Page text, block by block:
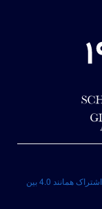
پروانه کریتیو کامنز اختیار-غیرتجاری اشتراک همانند 4.0 بین